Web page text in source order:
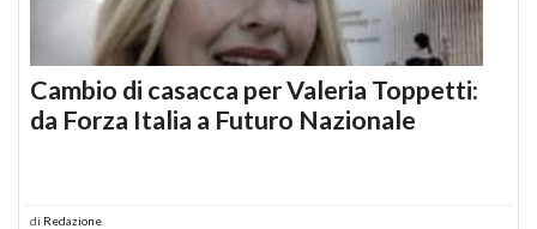
Cambio di casacca per Valeria Toppetti:
da Forza Italia a Futuro Nazionale
di Redazione